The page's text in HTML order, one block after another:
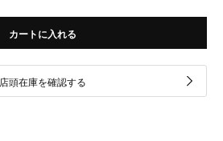
カートに入れる
店頭在庫を確認する